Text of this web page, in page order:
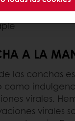
A LA
las conchas
virales.